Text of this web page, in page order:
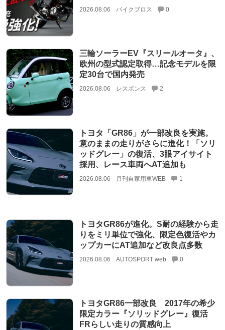
2026.08.06 バイクブロス 0
三輪ソーラーEV『スリールオータ』、
欧州の型式認定取得…記念モデルを限
定30台で国内発売
2026.08.06 レスポンス 2
トヨタ「GR86」が一部改良を実施。
意のままの走りがさらに進化！「ソリ
ッドグレー」の復活、3眼アイサイト
採用、レース車両へAT追加も
2026.08.06 月刊自家用車WEB 1
トヨタGR86が進化。S耐の経験から走
りをミリ単位で強化、限定色復活やカ
ップカーにAT追加など改良点多数
2026.08.06 AUTOSPORT web 0
トヨタGR86一部改良 2017年の希少
限定カラー『ソリッドグレー』復活
FRらしい走りの質感向上